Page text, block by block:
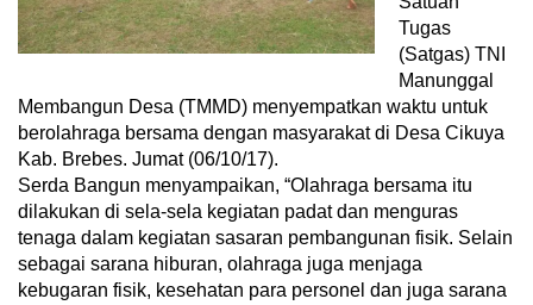
Tugas
(Satgas) TNI
Manunggal
Membangun Desa (TMMD) menyempatkan waktu untuk
berolahraga bersama dengan masyarakat di Desa Cikuya
Kab. Brebes. Jumat (06/10/17).
Serda Bangun menyampaikan, “Olahraga bersama itu
dilakukan di sela-sela kegiatan padat dan menguras
tenaga dalam kegiatan sasaran pembangunan fisik. Selain
sebagai sarana hiburan, olahraga juga menjaga
kebugaran fisik, kesehatan para personel dan juga sarana